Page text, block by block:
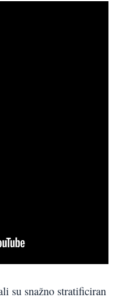
su snažno stratificiran